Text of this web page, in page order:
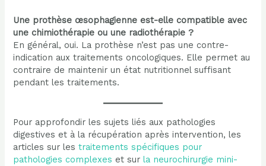
Une prothèse œsophagienne est-elle compatible avec
une chimiothérapie ou une radiothérapie ?
En général, oui. La prothèse n’est pas une contre-
indication aux traitements oncologiques. Elle permet au
contraire de maintenir un état nutritionnel suffisant
pendant les traitements.
Pour approfondir les sujets liés aux pathologies
digestives et à la récupération après intervention, les
articles sur lestraitements spécifiques pour
pathologies complexes et surla neurochirurgie mini-